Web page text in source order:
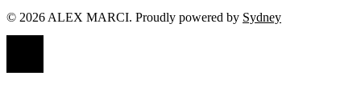
© 2026 ALEX MARCI. Proudly powered by Sydney